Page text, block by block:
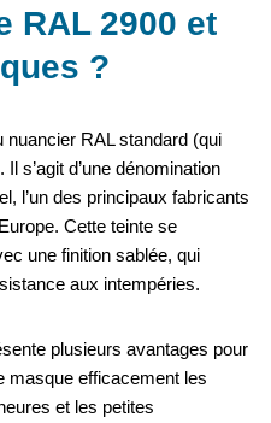
RAL 2900 et
?
nuancier RAL standard (qui
s’agit d’une dénomination
l’un des principaux fabricants
Cette teinte se
une finition sablée, qui
aux intempéries.
plusieurs avantages pour
masque efficacement les
et les petites